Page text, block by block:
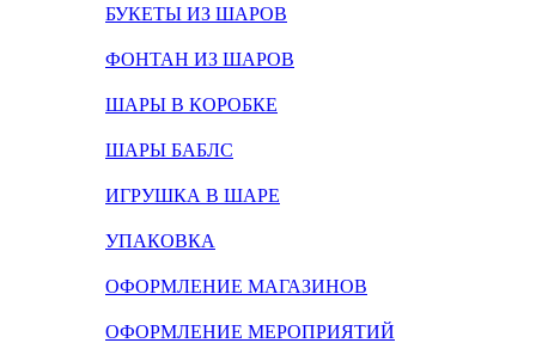
БУКЕТЫ ИЗ ШАРОВ
ФОНТАН ИЗ ШАРОВ
ШАРЫ В КОРОБКЕ
ШАРЫ БАБЛС
ИГРУШКА В ШАРЕ
УПАКОВКА
ОФОРМЛЕНИЕ МАГАЗИНОВ
ОФОРМЛЕНИЕ МЕРОПРИЯТИЙ